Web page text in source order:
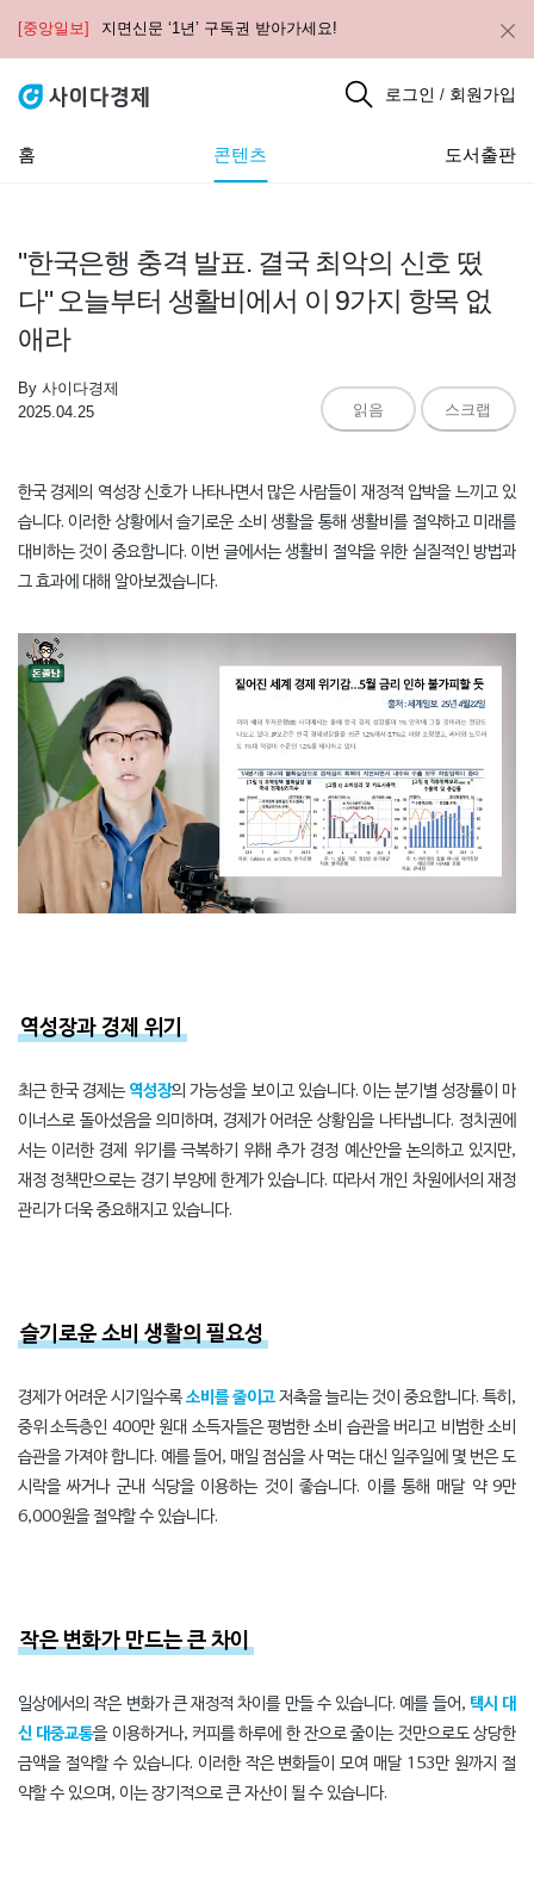
[중앙일보] 지면신문 ‘1년’ 구독권 받아가세요!
로그인 / 회원가입
홈 콘텐츠 도서출판
"한국은행 충격 발표. 결국 최악의 신호 떴
다" 오늘부터 생활비에서 이 9가지 항목 없
애라
By 사이다경제
2025.04.25
읽음 스크랩